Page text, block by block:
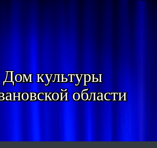
Дом культуры
области